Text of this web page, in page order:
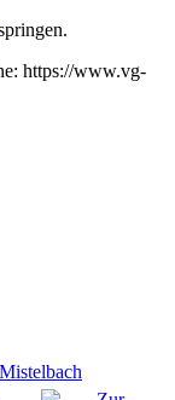
https://www.vg-